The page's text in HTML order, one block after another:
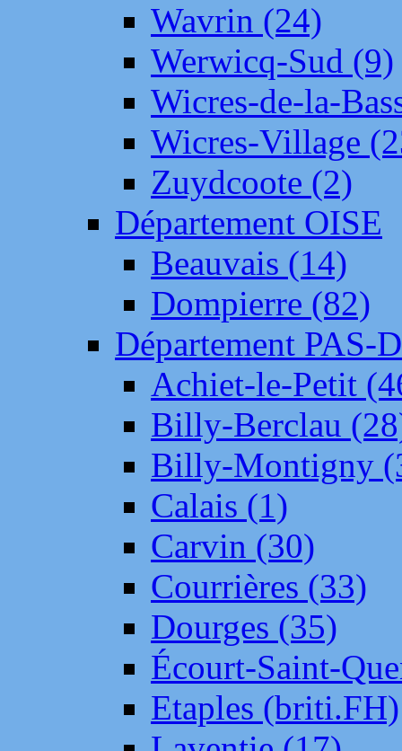
Wavrin (24)
Werwicq-Sud (9)
Wicres-de-la-
Wicres-Village
Zuydcoote (2)
Département OISE
Beauvais (14)
Dompierre (82)
Département PAS-
Achiet-le-Petit
Billy-Berclau
Billy-Montigny
Calais (1)
Carvin (30)
Courrières (33)
Dourges (35)
Écourt-Saint-
Etaples (briti.FH)